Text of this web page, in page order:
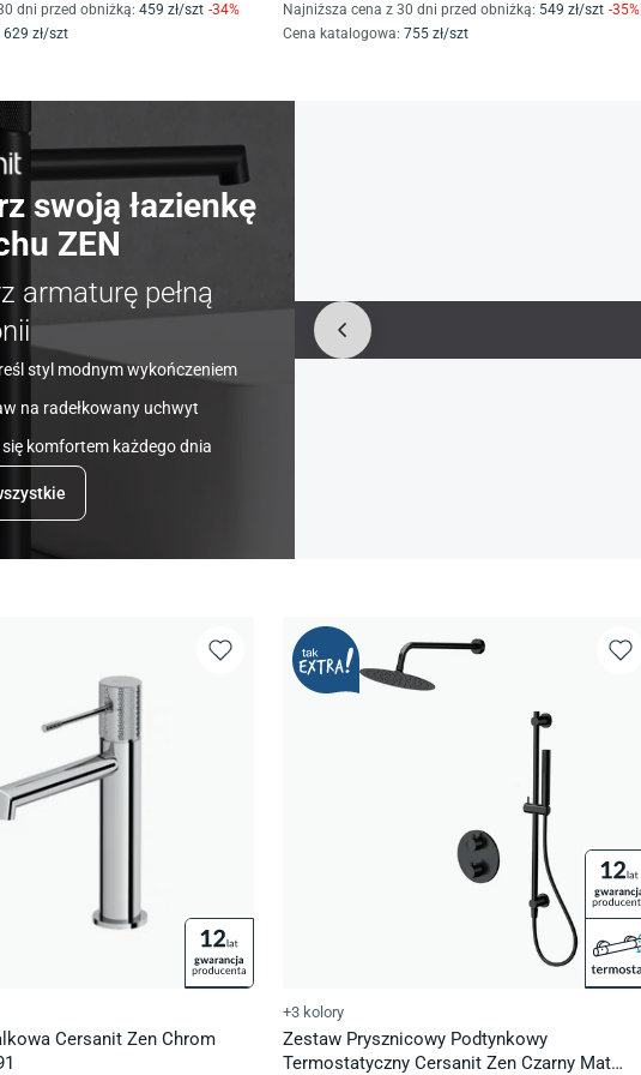
dni przed obniżką: 459 zł/szt -34%
629 zł/szt
Najniższa cena z 30 dni przed obniżką: 549 zł/szt -35%
Cena katalogowa: 755 zł/szt
swoją łazienkę
ZEN
armaturę pełną
styl modnym wykończeniem
na radełkowany uchwyt
się komfortem każdego dnia
Cersanit Zen Chrom
+3 kolory
Zestaw Prysznicowy Podtynkowy
Termostatyczny Cersanit Zen Czarny Mat